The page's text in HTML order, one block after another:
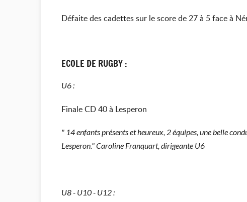
Défaite des cadettes sur le score de 27 à 5 face à
ECOLE DE RUGBY :
U6 :
Finale CD 40 à Lesperon
" 14 enfants présents et heureux, 2 équipes, une belle
Lesperon." Caroline Franquart, dirigeante U6
U8 - U10 - U12 :